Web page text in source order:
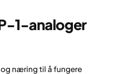
1-analoger
og næring til å fungere